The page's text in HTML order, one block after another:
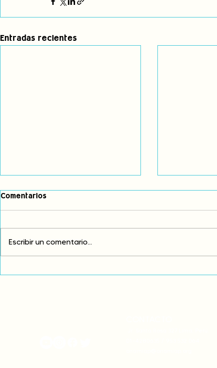
Entradas recientes
Comentarios
Escribir un comentario...